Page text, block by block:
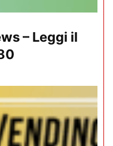
– Leggi il